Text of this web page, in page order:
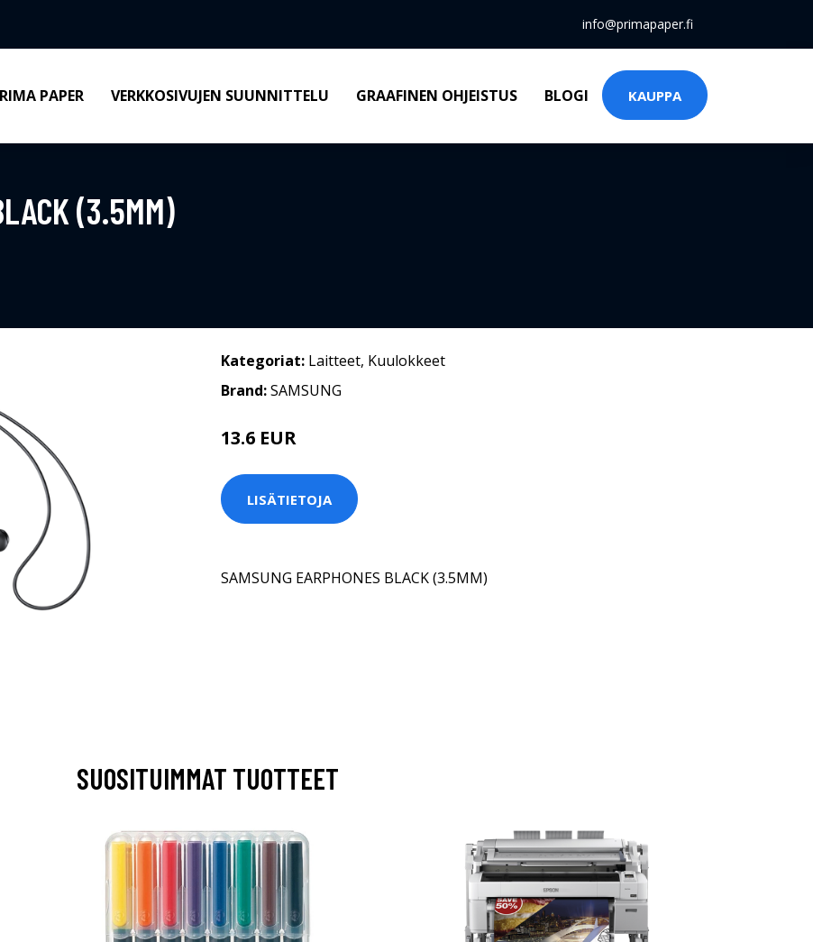
info@primapaper.fi
PAPER VERKKOSIVUJEN SUUNNITTELU GRAAFINEN OHJEISTUS BLOGI KAUPPA
(3.5MM)
Kategoriat: Laitteet, Kuulokkeet
Brand:SAMSUNG
13.6 EUR
LISÄTIETOJA
SAMSUNG EARPHONES BLACK (3.5MM)
SUOSITUIMMAT TUOTTEET